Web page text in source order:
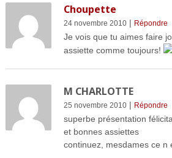
Choupette
24 novembre 2010| Répondre
Je vois que tu aimes faire
assiette comme toujours!
M CHARLOTTE
25 novembre 2010| Répondre
superbe présentation
et bonnes assiettes
continuez, mesdames ce n